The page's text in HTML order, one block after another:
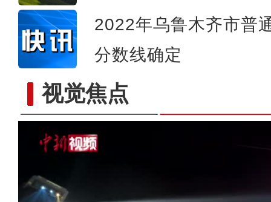
2022年乌鲁木齐市普
分数线确定
视觉焦点